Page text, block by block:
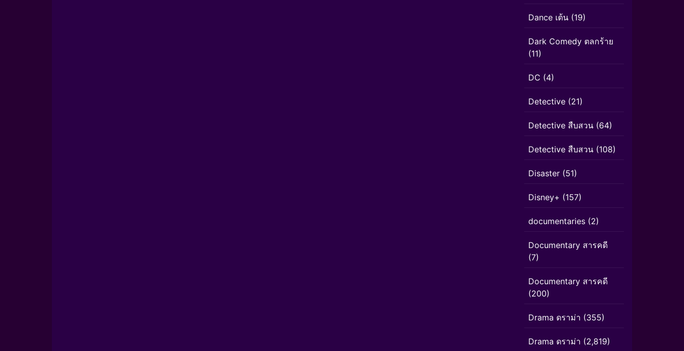
Dance เต้น (19)
Dark Comedy ตลกร้าย
(11)
DC (4)
Detective (21)
Detective สืบสวน (64)
Detective สืบสวน (108)
Disaster (51)
Disney+ (157)
documentaries (2)
Documentary สารคดี
(7)
Documentary สารคดี
(200)
Drama ดราม่า (355)
Drama ดราม่า (2,819)